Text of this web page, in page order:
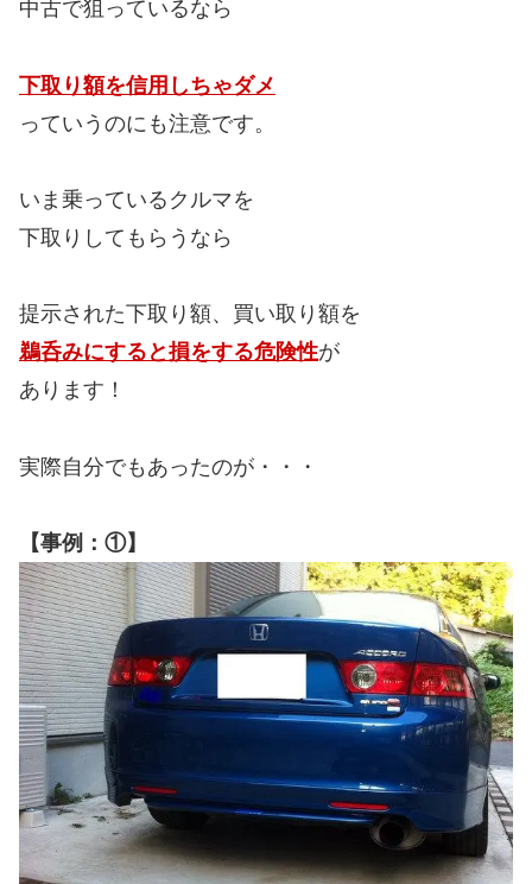
中古で狙っているなら
下取り額を信用しちゃダメ
っていうのにも注意です。
いま乗っているクルマを
下取りしてもらうなら
提示された下取り額、買い取り額を
鵜呑みにすると損をする危険性が
あります！
実際自分でもあったのが・・・
【事例：①】